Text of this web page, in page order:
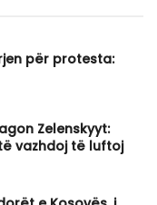
për protesta:
Zelenskyyt:
vazhdoj të luftoj